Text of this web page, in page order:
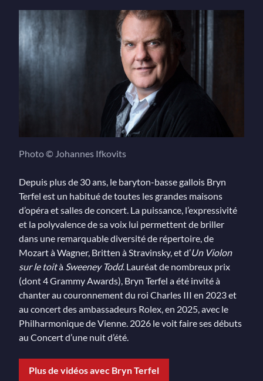
Photo © Johannes Ifkovits
Depuis plus de 30 ans, le baryton-basse gallois Bryn
Terfel est un habitué de toutes les grandes maisons
d’opéra et salles de concert. La puissance, l’expressivité
et la polyvalence de sa voix lui permettent de briller
dans une remarquable diversité de répertoire, de
Mozart à Wagner, Britten à Stravinsky, et d’Un Violon
sur le toità Sweeney Todd. Lauréat de nombreux prix
(dont 4 Grammy Awards), Bryn Terfel a été invité à
chanter au couronnement du roi Charles III en 2023 et
au concert des ambassadeurs Rolex, en 2025, avec le
Philharmonique de Vienne. 2026 le voit faire ses débuts
au Concert d’une nuit d’été.
Plus de vidéos avec Bryn Terfel